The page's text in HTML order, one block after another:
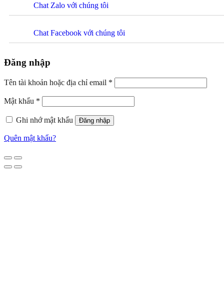
Chat Zalo với chúng tôi
Chat Facebook với chúng tôi
Đăng nhập
Tên tài khoản hoặc địa chỉ email *
Mật khẩu *
Ghi nhớ mật khẩu Đăng nhập
Quên mật khẩu?